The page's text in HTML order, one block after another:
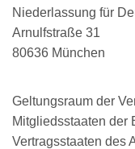
Niederlassung für
Arnulfstraße 31
80636 München
Geltungsraum der
Mitgliedsstaaten der
Vertragsstaaten des